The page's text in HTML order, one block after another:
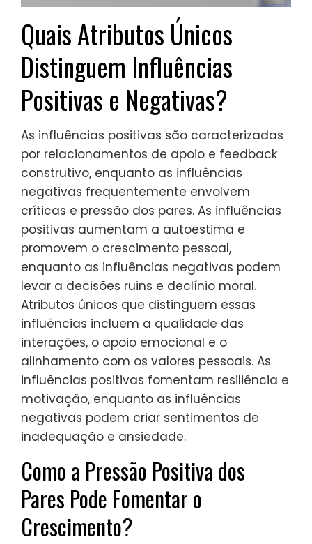
Quais Atributos Únicos
Distinguem Influências
Positivas e Negativas?
As influências positivas são caracterizadas
por relacionamentos de apoio e feedback
construtivo, enquanto as influências
negativas frequentemente envolvem
críticas e pressão dos pares. As influências
positivas aumentam a autoestima e
promovem o crescimento pessoal,
enquanto as influências negativas podem
levar a decisões ruins e declínio moral.
Atributos únicos que distinguem essas
influências incluem a qualidade das
interações, o apoio emocional e o
alinhamento com os valores pessoais. As
influências positivas fomentam resiliência e
motivação, enquanto as influências
negativas podem criar sentimentos de
inadequação e ansiedade.
Como a Pressão Positiva dos
Pares Pode Fomentar o
Crescimento?